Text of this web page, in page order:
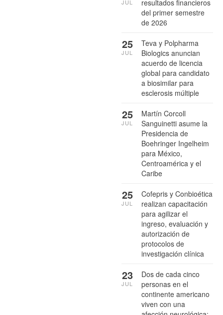
resultados financieros
del primer semestre
de 2026
JUL
Teva y Polpharma
Biologics anuncian
acuerdo de licencia
global para candidato
a biosimilar para
esclerosis múltiple
25
JUL
Martín Corcoll
Sanguinetti asume la
Presidencia de
Boehringer Ingelheim
para México,
Centroamérica y el
Caribe
25
JUL
Cofepris y Conbioética
realizan capacitación
para agilizar el
ingreso, evaluación y
autorización de
protocolos de
investigación clínica
25
JUL
Dos de cada cinco
personas en el
continente americano
viven con una
23
JUL